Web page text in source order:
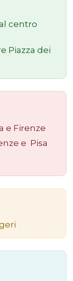
centro
Piazza dei
e Firenze
e Pisa